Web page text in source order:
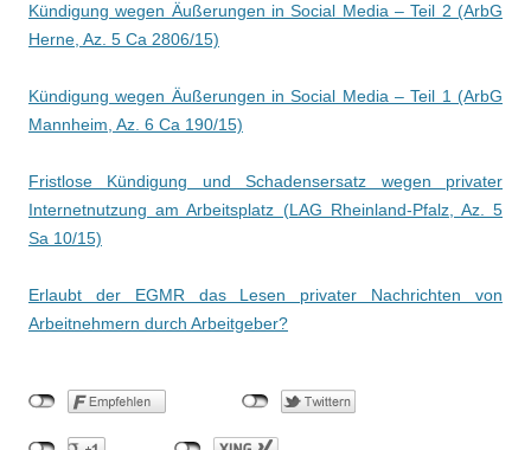
Kündigung wegen Äußerungen in Social Media – Teil 2 (ArbG
Herne, Az. 5 Ca 2806/15)
Kündigung wegen Äußerungen in Social Media – Teil 1 (ArbG
Mannheim, Az. 6 Ca 190/15)
Fristlose Kündigung und Schadensersatz wegen privater
Internetnutzung am Arbeitsplatz (LAG Rheinland-Pfalz, Az. 5
Sa 10/15)
Erlaubt der EGMR das Lesen privater Nachrichten von
Arbeitnehmern durch Arbeitgeber?